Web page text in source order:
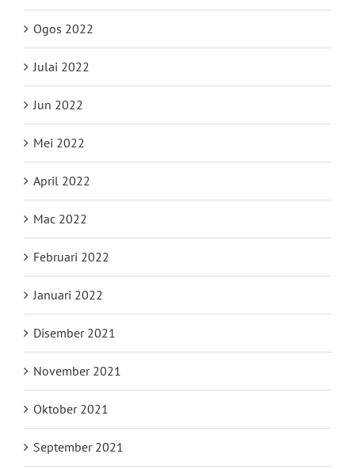
Ogos 2022
Julai 2022
Jun 2022
Mei 2022
April 2022
Mac 2022
Februari 2022
Januari 2022
Disember 2021
November 2021
Oktober 2021
September 2021